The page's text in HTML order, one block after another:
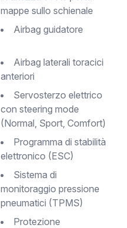
mappe sullo schienale
Airbag guidatore
Airbag laterali toracici
anteriori
Servosterzo elettrico
con steering mode
(Normal, Sport, Comfort)
Programma di stabilità
elettronico (ESC)
Sistema di
monitoraggio pressione
pneumatici (TPMS)
protezione